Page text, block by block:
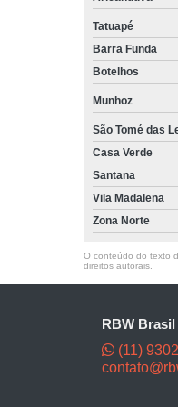
Tatuapé
Barra Funda
Botelhos
Munhoz
São Tomé das
Casa Verde
Santana
Vila Madalena
Zona Norte
O conteúdo do texto
direitos autorais
RBW Brasil
(11)